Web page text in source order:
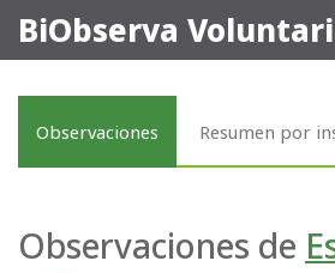
BiObserva
Observaciones Resumen por
Observaciones de